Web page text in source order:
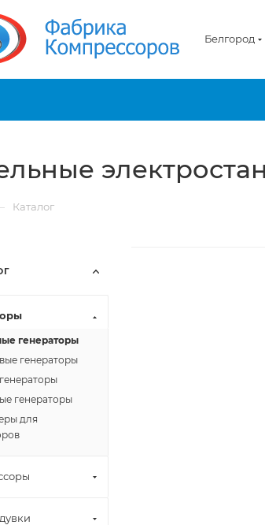
Белгород
Каталог
генераторы
генераторы
генераторы
для